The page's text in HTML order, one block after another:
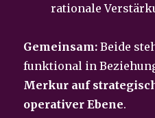
rationale
Gemeinsam: Beide
funktional in
Merkur auf
operativer Ebene.